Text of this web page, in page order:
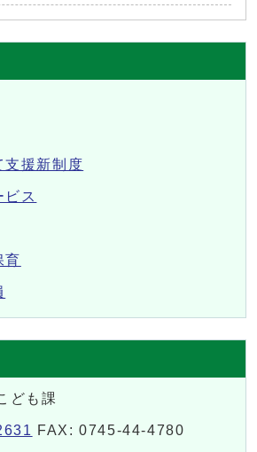
支援新制度
ビス
育
ども課
FAX: 0745-44-4780